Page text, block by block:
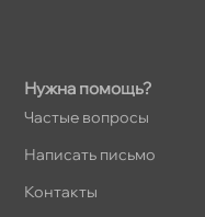
Нужна помощь?
Частые вопросы
Написать письмо
Контакты